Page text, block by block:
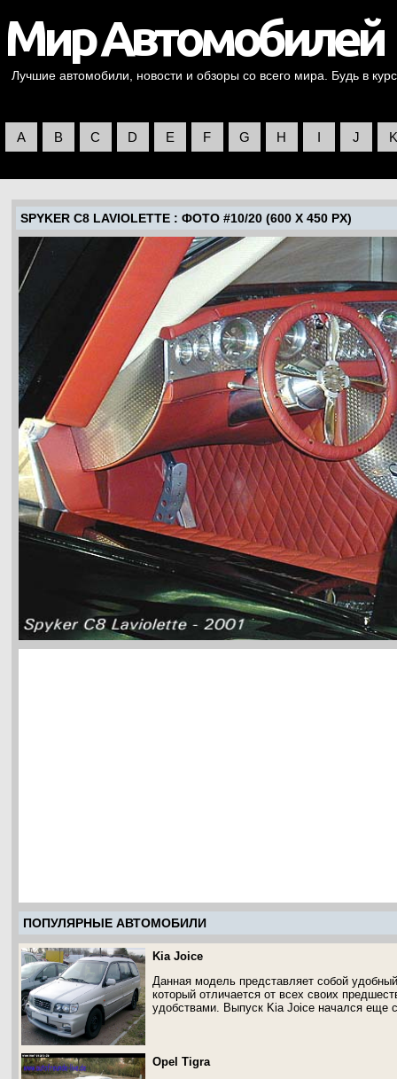
Лучшие автомобили, новости и обзоры со всего мира. Будь в
A B C D E F G H I J K
SPYKER C8 LAVIOLETTE : ФОТО #10/20 (600 X 450 PX)
ПОПУЛЯРНЫЕ АВТОМОБИЛИ
Kia Joice
Данная модель представляет собой
который отличается от всех своих
удобствами. Выпуск Kia Joice начался еще
Opel Tigra